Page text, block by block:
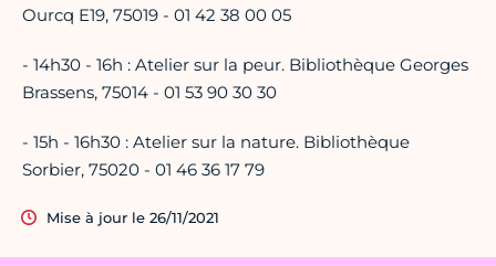
Ourcq E19, 75019 - 01 42 38 00 05
- 14h30 - 16h : Atelier sur la peur. Bibliothèque Georges
Brassens, 75014 - 01 53 90 30 30
- 15h - 16h30 : Atelier sur la nature. Bibliothèque
Sorbier, 75020 - 01 46 36 17 79
Mise à jour le 26/11/2021